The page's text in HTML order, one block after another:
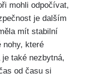
mohli odpočívat,
je dalším
mít stabilní
nohy, které
také nezbytná,
od času si